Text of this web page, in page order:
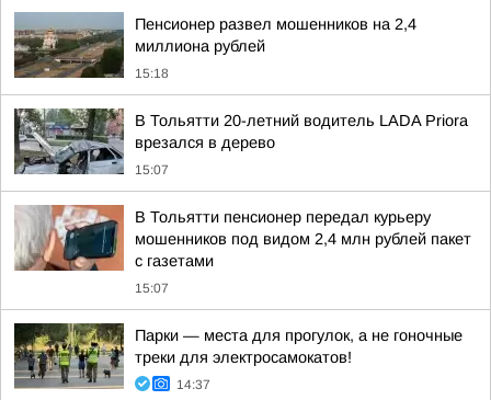
Пенсионер развел мошенников на 2,4
миллиона рублей
15:18
В Тольятти 20-летний водитель LADA Priora
врезался в дерево
15:07
В Тольятти пенсионер передал курьеру
мошенников под видом 2,4 млн рублей пакет
с газетами
15:07
Парки — места для прогулок, а не гоночные
треки для электросамокатов!
14:37